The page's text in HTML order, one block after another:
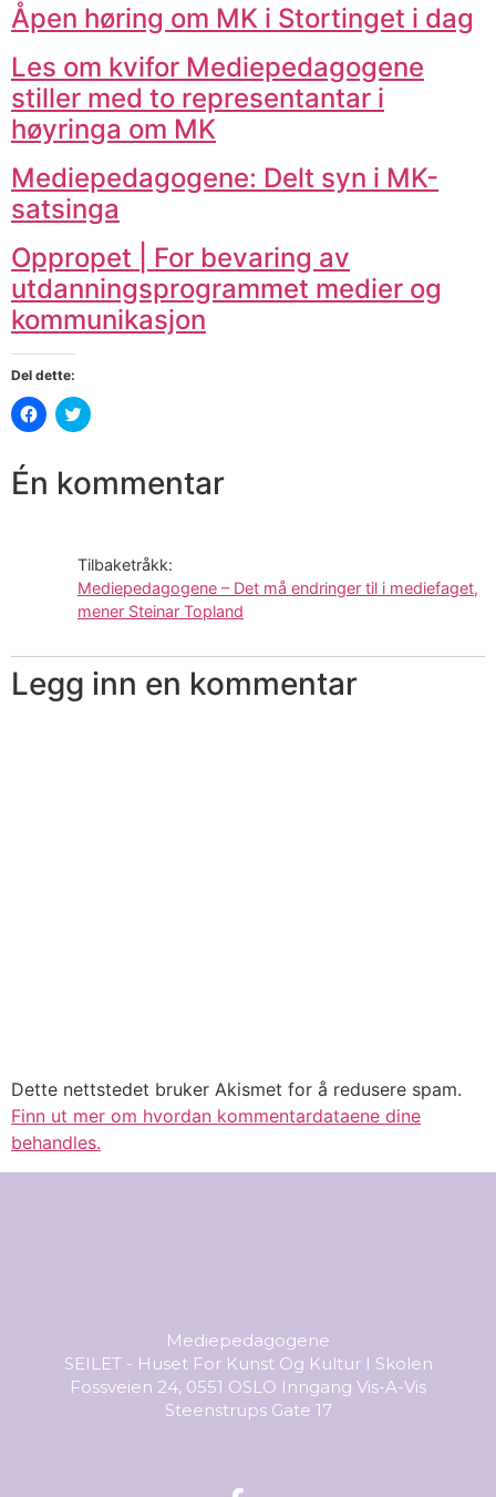
Åpen høring om MK i Stortinget i dag
Les om kvifor Mediepedagogene
stiller med to representantar i
høyringa om MK
Mediepedagogene: Delt syn i MK-
satsinga
Oppropet | For bevaring av
utdanningsprogrammet medier og
kommunikasjon
Del dette:
Klikk
for
Facebook(åpnes
Klikk
for
Twitter(åpnes
i
Én kommentar
Tilbaketråkk:
Mediepedagogene – Det må endringer til i mediefaget,
mener Steinar Topland
Legg inn en kommentar
Dette nettstedet bruker Akismet for å redusere spam.
Finn ut mer om hvordan kommentardataene dine
behandles.
Mediepedagogene
SEILET - Huset For Kunst Og Kultur I Skolen
Fossveien 24, 0551 OSLO Inngang Vis-A-Vis
Steenstrups Gate 17